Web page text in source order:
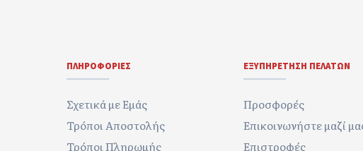
ΠΛΗΡΟΦΟΡΊΕΣ
Σχετικά με Εμάς
Τρόποι Αποστολής
Τρόποι Πληρωμής
ΕΞΥΠΗΡΈΤΗΣΗ ΠΕΛΑΤΏΝ
Προσφορές
Επικοινωνήστε μαζί
Επιστροφές